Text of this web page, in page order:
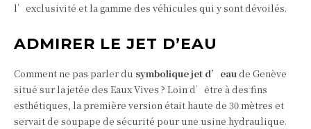
l’exclusivité et la gamme des véhicules qui y sont dévoilés.
ADMIRER LE JET D’EAU
Comment ne pas parler du symbolique jet d’eaude Genève
situé sur la jetée des Eaux Vives ? Loin d’être à des fins
esthétiques, la première version était haute de 30 mètres et
servait de soupape de sécurité pour une usine hydraulique.